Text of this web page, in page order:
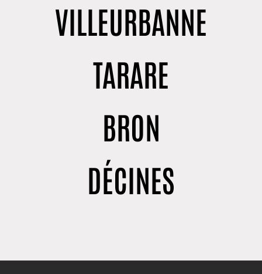
VILLEURBANNE
TARARE
BRON
DÉCINES